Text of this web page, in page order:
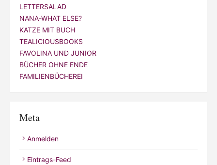
LETTERSALAD
NANA-WHAT ELSE?
KATZE MIT BUCH
TEALICIOUSBOOKS
FAVOLINA UND JUNIOR
BÜCHER OHNE ENDE
FAMILIENBÜCHEREI
Meta
Anmelden
Eintrags-Feed